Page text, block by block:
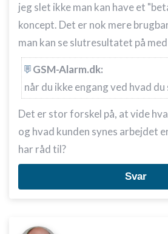
jeg slet ikke man kan have et
koncept. Det er nok mere
man kan se slutresultatet på
GSM-Alarm.dk:
når du ikke engang ved hvad
Det er stor forskel på, at vide
og hvad kunden synes arbejdet
har råd til?
Svar